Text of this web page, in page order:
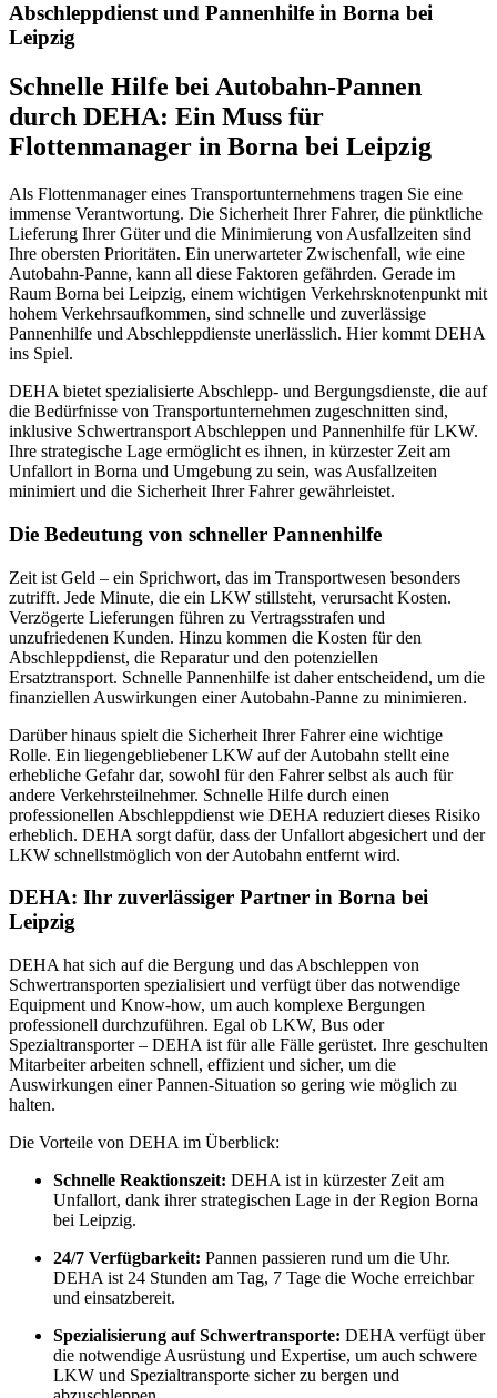
Abschleppdienst und Pannenhilfe in Borna bei
Leipzig
Schnelle Hilfe bei Autobahn-Pannen
durch DEHA: Ein Muss für
Flottenmanager in Borna bei Leipzig
Als Flottenmanager eines Transportunternehmens tragen Sie eine
immense Verantwortung. Die Sicherheit Ihrer Fahrer, die pünktliche
Lieferung Ihrer Güter und die Minimierung von Ausfallzeiten sind
Ihre obersten Prioritäten. Ein unerwarteter Zwischenfall, wie eine
Autobahn-Panne, kann all diese Faktoren gefährden. Gerade im
Raum Borna bei Leipzig, einem wichtigen Verkehrsknotenpunkt mit
hohem Verkehrsaufkommen, sind schnelle und zuverlässige
Pannenhilfe und Abschleppdienste unerlässlich. Hier kommt DEHA
ins Spiel.
DEHA bietet spezialisierte Abschlepp- und Bergungsdienste, die auf
die Bedürfnisse von Transportunternehmen zugeschnitten sind,
inklusive Schwertransport Abschleppen und Pannenhilfe für LKW.
Ihre strategische Lage ermöglicht es ihnen, in kürzester Zeit am
Unfallort in Borna und Umgebung zu sein, was Ausfallzeiten
minimiert und die Sicherheit Ihrer Fahrer gewährleistet.
Die Bedeutung von schneller Pannenhilfe
Zeit ist Geld – ein Sprichwort, das im Transportwesen besonders
zutrifft. Jede Minute, die ein LKW stillsteht, verursacht Kosten.
Verzögerte Lieferungen führen zu Vertragsstrafen und
unzufriedenen Kunden. Hinzu kommen die Kosten für den
Abschleppdienst, die Reparatur und den potenziellen
Ersatztransport. Schnelle Pannenhilfe ist daher entscheidend, um die
finanziellen Auswirkungen einer Autobahn-Panne zu minimieren.
Darüber hinaus spielt die Sicherheit Ihrer Fahrer eine wichtige
Rolle. Ein liegengebliebener LKW auf der Autobahn stellt eine
erhebliche Gefahr dar, sowohl für den Fahrer selbst als auch für
andere Verkehrsteilnehmer. Schnelle Hilfe durch einen
professionellen Abschleppdienst wie DEHA reduziert dieses Risiko
erheblich. DEHA sorgt dafür, dass der Unfallort abgesichert und der
LKW schnellstmöglich von der Autobahn entfernt wird.
DEHA: Ihr zuverlässiger Partner in Borna bei
Leipzig
DEHA hat sich auf die Bergung und das Abschleppen von
Schwertransporten spezialisiert und verfügt über das notwendige
Equipment und Know-how, um auch komplexe Bergungen
professionell durchzuführen. Egal ob LKW, Bus oder
Spezialtransporter – DEHA ist für alle Fälle gerüstet. Ihre geschulten
Mitarbeiter arbeiten schnell, effizient und sicher, um die
Auswirkungen einer Pannen-Situation so gering wie möglich zu
halten.
Die Vorteile von DEHA im Überblick:
Schnelle Reaktionszeit: DEHA ist in kürzester Zeit am
Unfallort, dank ihrer strategischen Lage in der Region Borna
bei Leipzig.
24/7 Verfügbarkeit: Pannen passieren rund um die Uhr.
DEHA ist 24 Stunden am Tag, 7 Tage die Woche erreichbar
und einsatzbereit.
Spezialisierung auf Schwertransporte: DEHA verfügt über
die notwendige Ausrüstung und Expertise, um auch schwere
LKW und Spezialtransporte sicher zu bergen und